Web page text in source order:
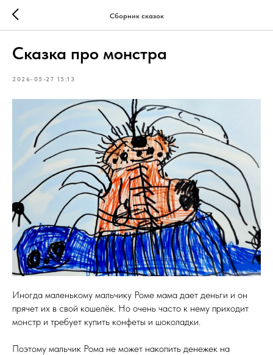
Сборник сказок
Сказка про монстра
2026-05-27 15:13
Иногда маленькому мальчику Роме мама дает деньги и он
прячет их в свой кошелёк. Но очень часто к нему приходит
монстр и требует купить конфеты и шоколадки.
Поэтому мальчик Рома не может накопить денежек на